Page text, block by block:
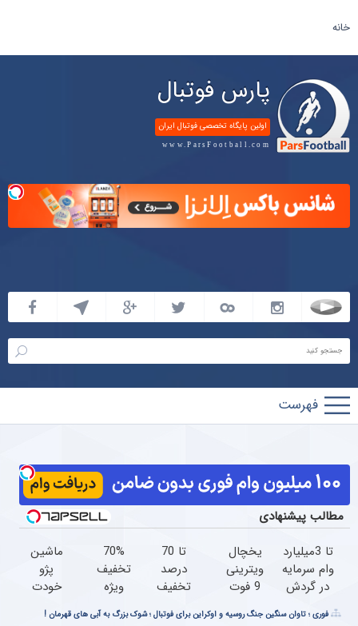
خانه
پارس فوتبال
اولین پایگاه تخصصی فوتبال ایران
www.ParsFootball.com
پارس
فوتبال
مطالب پیشنهادی
تا 3میلیارد
وام سرمایه
در گردش
=>
یخچال
ویترینی
9 فوت
ایستکول
(جدید)
تا 70
درصد
تخفیف
جین
70%
تخفیف
ویژه
جین
وست
ماشین
پژو
خودت
رو
راحت
فوری ؛ تاوان سنگین جنگ روسیه و اوکراین برای فوتبال ؛ شوک بزرگ به آبی های قهرمان !